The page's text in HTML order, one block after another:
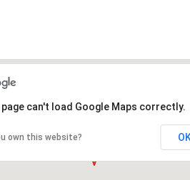
page can't load Google Maps correctly.
own this website?